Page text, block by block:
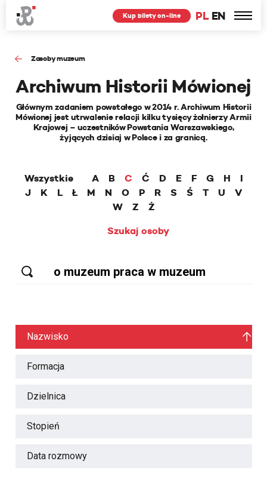
PL EN
Kup bilety on-line
Zasoby muzeum
Archiwum Historii Mówionej
Głównym zadaniem powstałego w 2014 r. Archiwum Historii
Mówionej jest utrwalenie relacji kilku tysięcy żołnierzy Armii
Krajowej – uczestników Powstania Warszawskiego,
żyjących dzisiaj w Polsce i za granicą.
Wszystkie A B C Ć D E F G H
I
J
K L Ł M N O P R S Ś T U
V
W
Z
Ż
Szukaj osoby
Nazwisko
Formacja
Dzielnica
Stopień
Data rozmowy